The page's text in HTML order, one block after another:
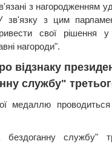
з нагородженням
зв'язку з цим
свої рішення у
нагороди".
відзнаку
службу"
медаллю
службу"